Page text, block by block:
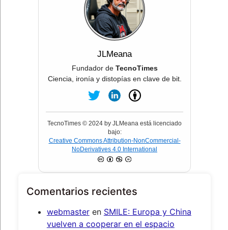
JLMeana
Fundador de TecnoTimes
Ciencia, ironía y distopías en clave de bit.
TecnoTimes © 2024 by JLMeana está licenciado
bajo:
Creative Commons Attribution-NonCommercial-
NoDerivatives 4.0 International
Comentarios recientes
webmasteren SMILE: Europa y China
vuelven a cooperar en el espacio